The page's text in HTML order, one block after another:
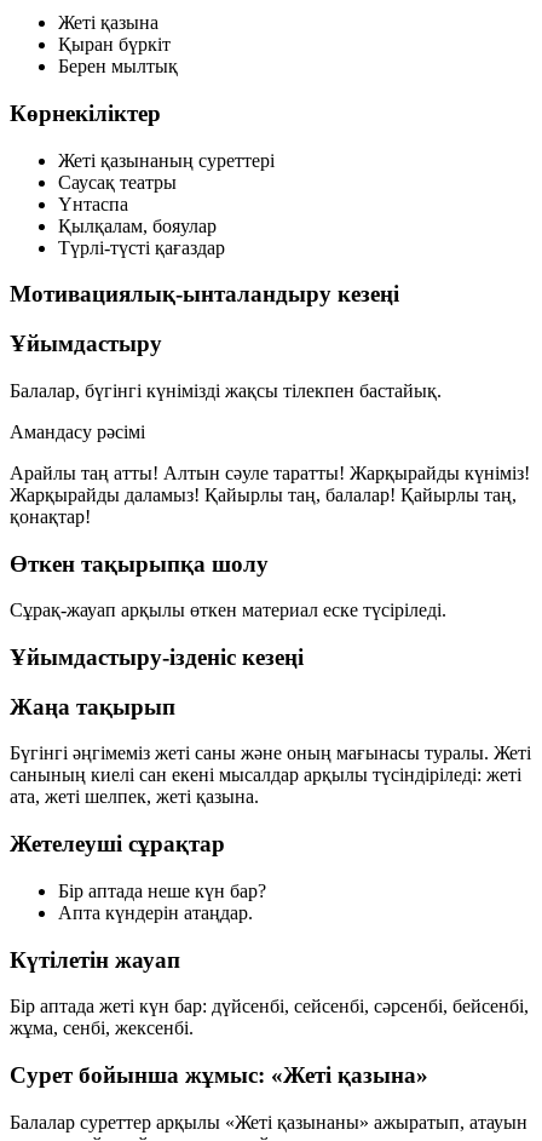
Жеті қазына
Қыран бүркіт
Берен мылтық
Көрнекіліктер
Жеті қазынаның суреттері
Саусақ театры
Үнтаспа
Қылқалам, бояулар
Түрлі-түсті қағаздар
Мотивациялық-ынталандыру кезеңі
Ұйымдастыру
Балалар, бүгінгі күнімізді жақсы тілекпен бастайық.
Амандасу рәсімі
Арайлы таң атты! Алтын сәуле таратты! Жарқырайды күніміз!
Жарқырайды даламыз! Қайырлы таң, балалар! Қайырлы таң,
қонақтар!
Өткен тақырыпқа шолу
Сұрақ-жауап арқылы өткен материал еске түсіріледі.
Ұйымдастыру-ізденіс кезеңі
Жаңа тақырып
Бүгінгі әңгімеміз жеті саны және оның мағынасы туралы. Жеті
санының киелі сан екені мысалдар арқылы түсіндіріледі: жеті
ата, жеті шелпек, жеті қазына.
Жетелеуші сұрақтар
Бір аптада неше күн бар?
Апта күндерін атаңдар.
Күтілетін жауап
Бір аптада жеті күн бар: дүйсенбі, сейсенбі, сәрсенбі, бейсенбі,
жұма, сенбі, жексенбі.
Сурет бойынша жұмыс: «Жеті қазына»
Балалар суреттер арқылы «Жеті қазынаны» ажыратып, атауын